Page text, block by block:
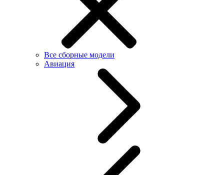
Все сборные модели
Авиация